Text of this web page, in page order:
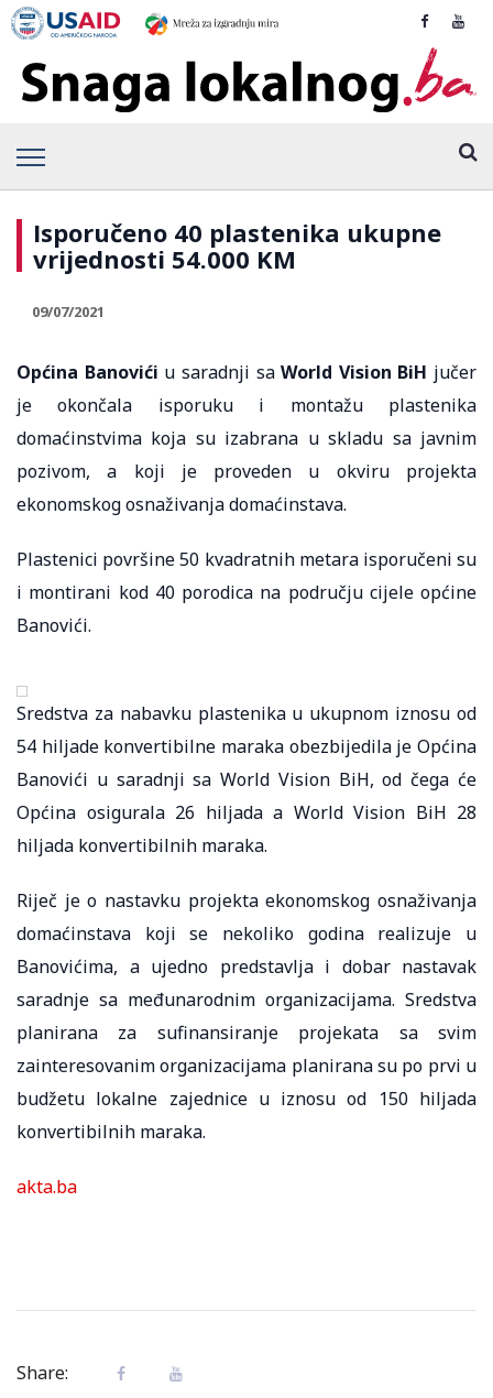
Isporučeno 40 plastenika ukupne
vrijednosti 54.000 KM
09/07/2021
Općina Banovići u saradnji saWorld Vision BiH jučer
je okončala isporuku i montažu plastenika
domaćinstvima koja su izabrana u skladu sa javnim
pozivom, a koji je proveden u okviru projekta
ekonomskog osnaživanja domaćinstava.
Plastenici površine 50 kvadratnih metara isporučeni su
i montirani kod 40 porodica na području cijele općine
Banovići.
Sredstva za nabavku plastenika u ukupnom iznosu od
54 hiljade konvertibilne maraka obezbijedila je Općina
Banovići u saradnji sa World Vision BiH, od čega će
Općina osigurala 26 hiljada a World Vision BiH 28
hiljada konvertibilnih maraka.
Riječ je o nastavku projekta ekonomskog osnaživanja
domaćinstava koji se nekoliko godina realizuje u
Banovićima, a ujedno predstavlja i dobar nastavak
saradnje sa međunarodnim organizacijama. Sredstva
planirana za sufinansiranje projekata sa svim
zainteresovanim organizacijama planirana su po prvi u
budžetu lokalne zajednice u iznosu od 150 hiljada
konvertibilnih maraka.
akta.ba
Share: